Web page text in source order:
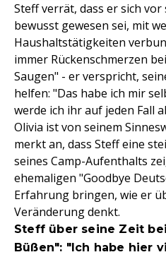
Steff verrät, dass er sich
bewusst gewesen sei, mit
Haushaltstätigkeiten
immer Rückenschmerzen
Saugen" - er verspricht,
helfen: "Das habe ich mir
werde ich ihr auf jeden Fall
Olivia ist von seinem
merkt an, dass Steff eine
seines Camp-Aufenthalts
ehemaligen "Goodbye
Erfahrung bringen, wie er
Veränderung denkt.
Steff über seine Zeit
Büßen": "Ich habe hier